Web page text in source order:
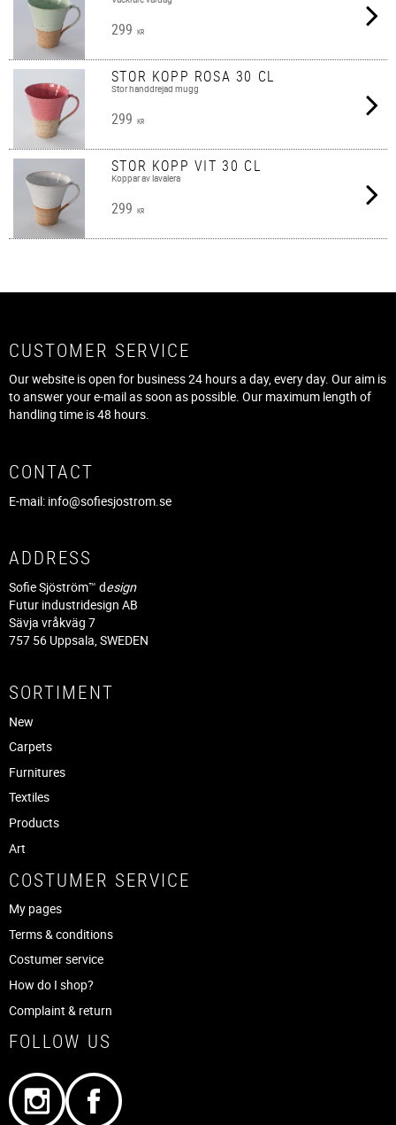
299 KR
STOR KOPP ROSA 30 CL
Stor handdrejad mugg
299 KR
STOR KOPP VIT 30 CL
Koppar av lavalera
299 KR
CUSTOMER SERVICE
Our website is open for business 24 hours a day, every day. Our aim is
to answer your e-mail as soon as possible. Our maximum length of
handling time is 48 hours.
CONTACT
E-mail: info@sofiesjostrom.se
ADDRESS
Sofie Sjöström™ design
Futur industridesign AB
Sävja vråkväg 7
757 56 Uppsala, SWEDEN
SORTIMENT
New
Carpets
Furnitures
Textiles
Products
Art
COSTUMER SERVICE
My pages
Terms & conditions
Costumer service
How do I shop?
Complaint & return
FOLLOW US